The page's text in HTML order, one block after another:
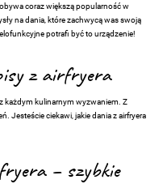
coraz większą popularność w
na dania, które zachwycą was swoją
potrafi być to urządzenie!
z airfryera
każdym kulinarnym wyzwaniem. Z
Jesteście ciekawi, jakie dania z airfryera
– szybkie